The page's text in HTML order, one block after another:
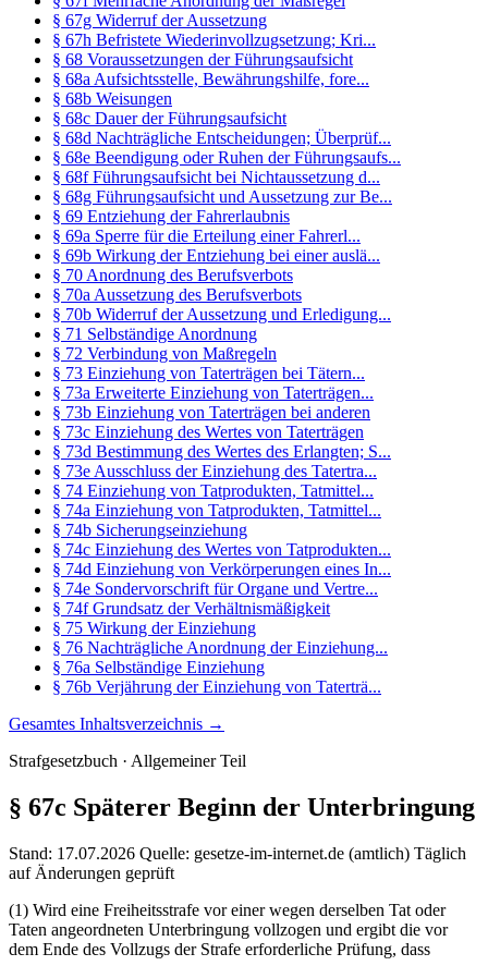
§ 67g Widerruf der Aussetzung
§ 67h Befristete Wiederinvollzugsetzung; Kri...
§ 68 Voraussetzungen der Führungsaufsicht
§ 68a Aufsichtsstelle, Bewährungshilfe, fore...
§ 68b Weisungen
§ 68c Dauer der Führungsaufsicht
§ 68d Nachträgliche Entscheidungen; Überprüf...
§ 68e Beendigung oder Ruhen der Führungsaufs...
§ 68f Führungsaufsicht bei Nichtaussetzung d...
§ 68g Führungsaufsicht und Aussetzung zur Be...
§ 69 Entziehung der Fahrerlaubnis
§ 69a Sperre für die Erteilung einer Fahrerl...
§ 69b Wirkung der Entziehung bei einer auslä...
§ 70 Anordnung des Berufsverbots
§ 70a Aussetzung des Berufsverbots
§ 70b Widerruf der Aussetzung und Erledigung...
§ 71 Selbständige Anordnung
§ 72 Verbindung von Maßregeln
§ 73 Einziehung von Taterträgen bei Tätern...
§ 73a Erweiterte Einziehung von Taterträgen...
§ 73b Einziehung von Taterträgen bei anderen
§ 73c Einziehung des Wertes von Taterträgen
§ 73d Bestimmung des Wertes des Erlangten; S...
§ 73e Ausschluss der Einziehung des Tatertra...
§ 74 Einziehung von Tatprodukten, Tatmittel...
§ 74a Einziehung von Tatprodukten, Tatmittel...
§ 74b Sicherungseinziehung
§ 74c Einziehung des Wertes von Tatprodukten...
§ 74d Einziehung von Verkörperungen eines In...
§ 74e Sondervorschrift für Organe und Vertre...
§ 74f Grundsatz der Verhältnismäßigkeit
§ 75 Wirkung der Einziehung
§ 76 Nachträgliche Anordnung der Einziehung...
§ 76a Selbständige Einziehung
§ 76b Verjährung der Einziehung von Taterträ...
Gesamtes Inhaltsverzeichnis →
Strafgesetzbuch · Allgemeiner Teil
§ 67c Späterer Beginn der Unterbringung
Stand: 17.07.2026 Quelle: gesetze-im-internet.de (amtlich) Täglich
auf Änderungen geprüft
(1) Wird eine Freiheitsstrafe vor einer wegen derselben Tat oder
Taten angeordneten Unterbringung vollzogen und ergibt die vor
dem Ende des Vollzugs der Strafe erforderliche Prüfung, dass